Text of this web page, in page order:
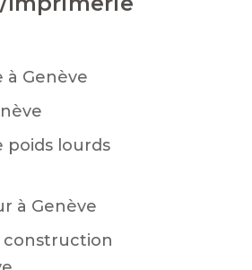
à Genève
poids lourds
à Genève
construction